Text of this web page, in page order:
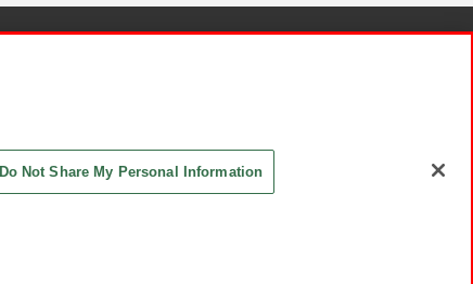
Do Not Share My Personal Information